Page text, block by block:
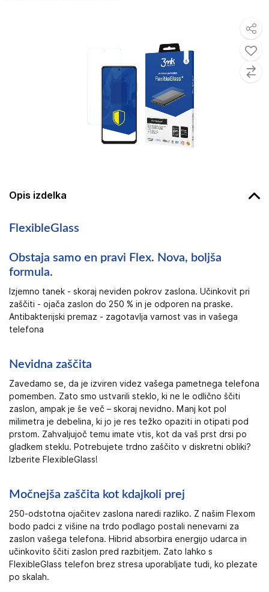
Opis izdelka
FlexibleGlass
Obstaja samo en pravi Flex. Nova, boljša
formula.
Izjemno tanek - skoraj neviden pokrov zaslona. Učinkovit pri
zaščiti - ojača zaslon do 250 % in je odporen na praske.
Antibakterijski premaz - zagotavlja varnost vas in vašega
telefona
Nevidna zaščita
Zavedamo se, da je izviren videz vašega pametnega telefona
pomemben. Zato smo ustvarili steklo, ki ne le odlično ščiti
zaslon, ampak je še več – skoraj nevidno. Manj kot pol
milimetra je debelina, ki jo je res težko opaziti in otipati pod
prstom. Zahvaljujoč temu imate vtis, kot da vaš prst drsi po
gladkem steklu. Potrebujete trdno zaščito v diskretni obliki?
Izberite FlexibleGlass!
Močnejša zaščita kot kdajkoli prej
250-odstotna ojačitev zaslona naredi razliko. Z našim Flexom
bodo padci z višine na trdo podlago postali nenevarni za
zaslon vašega telefona. Hibrid absorbira energijo udarca in
učinkovito ščiti zaslon pred razbitjem. Zato lahko s
FlexibleGlass telefon brez stresa uporabljate tudi, ko plezate
po skalah.